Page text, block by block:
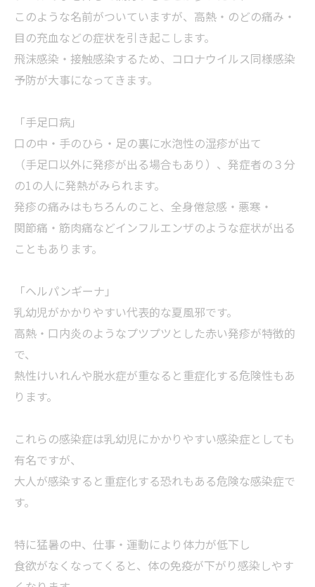
このような名前がついていますが、高熱・のどの痛み・
目の充血などの症状を引き起こします。
飛沫感染・接触感染するため、コロナウイルス同様感染
予防が大事になってきます。
「手足口病」
口の中・手のひら・足の裏に水泡性の湿疹が出て
（手足口以外に発疹が出る場合もあり）、発症者の３分
の1の人に発熱がみられます。
発疹の痛みはもちろんのこと、全身倦怠感・悪寒・
関節痛・筋肉痛などインフルエンザのような症状が出る
こともあります。
「ヘルパンギーナ」
乳幼児がかかりやすい代表的な夏風邪です。
高熱・口内炎のようなプツプツとした赤い発疹が特徴的
で、
熱性けいれんや脱水症が重なると重症化する危険性もあ
ります。
これらの感染症は乳幼児にかかりやすい感染症としても
有名ですが、
大人が感染すると重症化する恐れもある危険な感染症で
す。
特に猛暑の中、仕事・運動により体力が低下し
食欲がなくなってくると、体の免疫が下がり感染しやす